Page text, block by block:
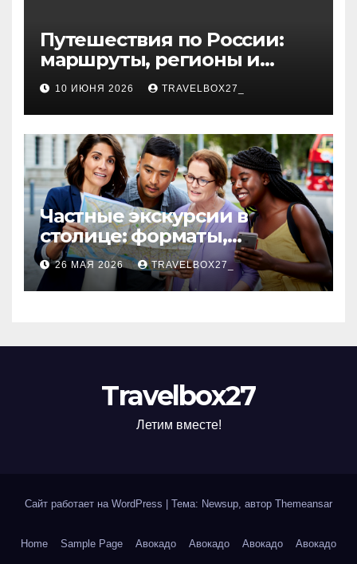
Путешествия по России:
маршруты, регионы и
особенности поездок
10 ИЮНЯ 2026 TRAVELBOX27_
Частные экскурсии в
столице: форматы,
маршруты и особенности
организации
26 МАЯ 2026 TRAVELBOX27_
Travelbox27
Летим вместе!
Сайт работает на WordPress Тема: Newsup, автор Themeansar
Home Sample Page Авокадо Авокадо Авокадо Авокадо